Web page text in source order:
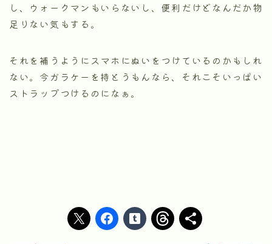
し、ウォークマンもいらないし、便利だけどなんだか物
足りない気もする。
それを補うようにスマホにぬいをつけているのかもしれ
ない。今ガラケーを持とうもんなら、それこそいっぱい
ストラップつけるのになぁ。